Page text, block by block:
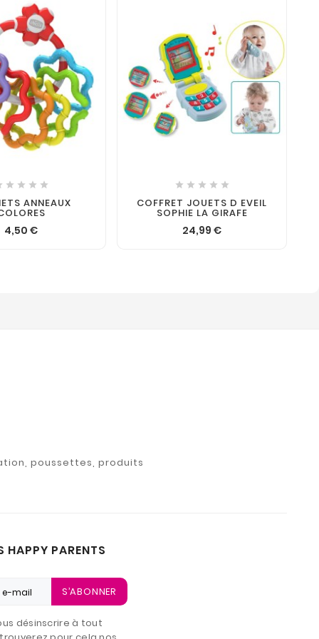

   
ANNEAUX
4,50 €
    
COFFRET JOUETS D EVEIL
SOPHIE LA GIRAFE
24,99 €
poussettes, produits
HAPPY PARENTS
S’ABONNER
désinscrire à tout